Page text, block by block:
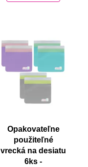
Opakovateľne
použiteľné
vrecká na desiatu
6ks -